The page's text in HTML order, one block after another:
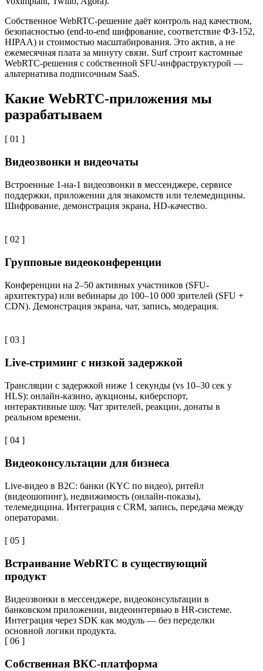
Собственное WebRTC-решение даёт контроль над качеством,
безопасностью (end-to-end шифрование, соответствие ФЗ-152,
HIPAA) и стоимостью масштабирования. Это актив, а не
ежемесячная плата за минуту связи. Surf строит кастомные
WebRTC-решения с собственной SFU-инфраструктурой —
альтернатива подписочным SaaS.
Какие WebRTC-приложения мы
разрабатываем
[ 01 ]
Видеозвонки и видеочаты
Встроенные 1-на-1 видеозвонки в мессенджере, сервисе
поддержки, приложении для знакомств или телемедицины.
Шифрование, демонстрация экрана, HD-качество.
[ 02 ]
Групповые видеоконференции
Конференции на 2–50 активных участников (SFU-
архитектура) или вебинары до 100–10 000 зрителей (SFU +
CDN). Демонстрация экрана, чат, запись, модерация.
[ 03 ]
Live-стриминг с низкой задержкой
Трансляции с задержкой ниже 1 секунды (vs 10–30 сек у
HLS): онлайн-казино, аукционы, киберспорт,
интерактивные шоу. Чат зрителей, реакции, донаты в
реальном времени.
[ 04 ]
Видеоконсультации для бизнеса
Live-видео в B2C: банки (KYC по видео), ритейл
(видеошопинг), недвижимость (онлайн-показы),
телемедицина. Интеграция с CRM, запись, передача между
операторами.
[ 05 ]
Встраивание WebRTC в существующий
продукт
Видеозвонки в мессенджере, видеоконсультации в
банковском приложении, видеоинтервью в HR-системе.
Интеграция через SDK как модуль — без переделки
основной логики продукта.
[ 06 ]
Собственная ВКС-платформа